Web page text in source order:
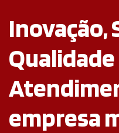
Inovação,
empresa